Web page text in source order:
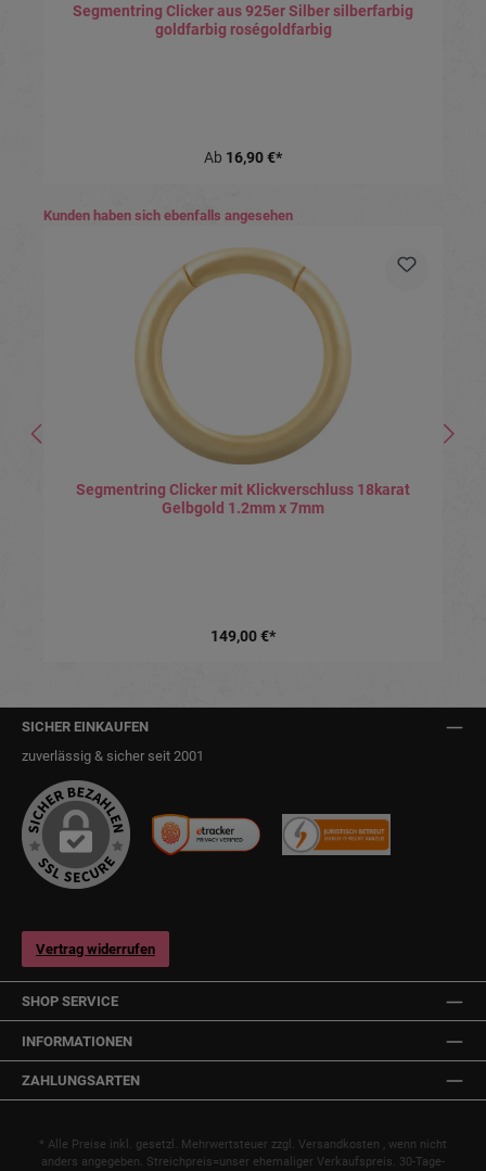
Segmentring Clicker aus 925er Silber silberfarbig
goldfarbig roségoldfarbig
Ab 16,90 €*
Produktgalerie überspringen
Kunden haben sich ebenfalls angesehen
Segmentring Clicker mit Klickverschluss 18karat
Gelbgold 1.2mm x 7mm
149,00 €*
SICHER EINKAUFEN
zuverlässig & sicher seit 2001
Vertrag widerrufen
SHOP SERVICE
INFORMATIONEN
ZAHLUNGSARTEN
* Alle Preise inkl. gesetzl. Mehrwertsteuer zzgl. Versandkosten , wenn nicht
anders angegeben. Streichpreis=unser ehemaliger Verkaufspreis. 30-Tage-